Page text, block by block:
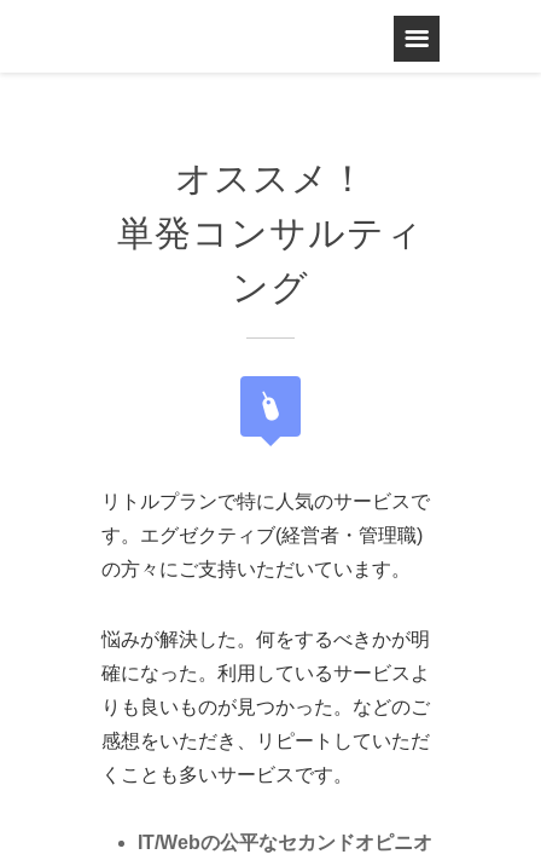
オススメ！
単発コンサルティ
ング
リトルプランで特に人気のサービスで
す。エグゼクティブ(経営者・管理職)
の方々にご支持いただいています。
悩みが解決した。何をするべきかが明
確になった。利用しているサービスよ
りも良いものが見つかった。などのご
感想をいただき、リピートしていただ
くことも多いサービスです。
IT/Webの公平なセカンドオピニオ